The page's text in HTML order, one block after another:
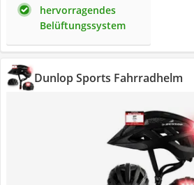
hervorragendes
Belüftungssystem
Dunlop Sports Fahrradhelm